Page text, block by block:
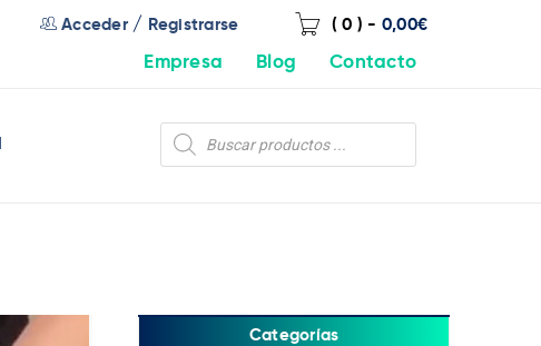
( 0 ) - 0,00€
Acceder/ Registrarse
Empresa Blog Contacto
Categorías